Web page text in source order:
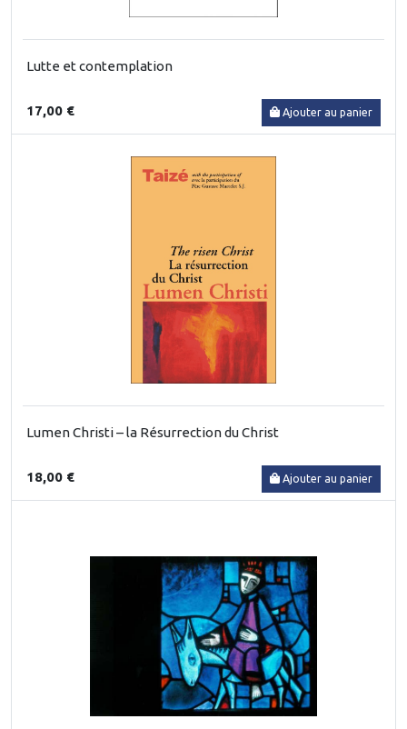
Lutte et contemplation
17,00 € Ajouter au panier
Lumen Christi – la Résurrection du Christ
18,00 € Ajouter au panier